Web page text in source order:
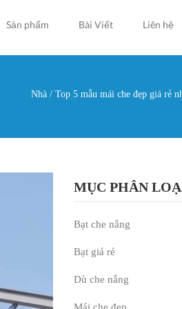
Sản phẩm Bài Viết Liên hệ
Nhà / Top 5 mẫu mái che đẹp giá rẻ
MỤC PHÂN
Bạt che nắng
Bạt giá rẻ
Dù che nắng